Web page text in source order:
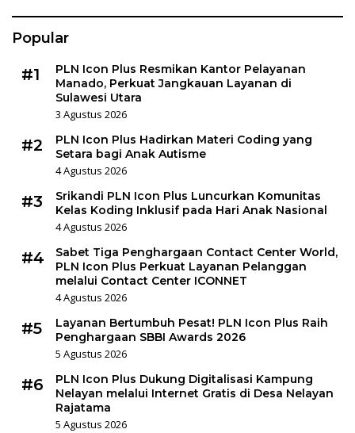
Popular
#1
PLN Icon Plus Resmikan Kantor Pelayanan
Manado, Perkuat Jangkauan Layanan di
Sulawesi Utara
3 Agustus 2026
#2
PLN Icon Plus Hadirkan Materi Coding yang
Setara bagi Anak Autisme
4 Agustus 2026
#3
Srikandi PLN Icon Plus Luncurkan Komunitas
Kelas Koding Inklusif pada Hari Anak Nasional
4 Agustus 2026
#4
Sabet Tiga Penghargaan Contact Center World,
PLN Icon Plus Perkuat Layanan Pelanggan
melalui Contact Center ICONNET
4 Agustus 2026
#5
Layanan Bertumbuh Pesat! PLN Icon Plus Raih
Penghargaan SBBI Awards 2026
5 Agustus 2026
#6
PLN Icon Plus Dukung Digitalisasi Kampung
Nelayan melalui Internet Gratis di Desa Nelayan
Rajatama
5 Agustus 2026